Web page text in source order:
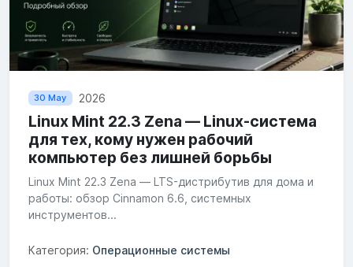
30 May 2026
Linux Mint 22.3 Zena — Linux-система
для тех, кому нужен рабочий
компьютер без лишней борьбы
Linux Mint 22.3 Zena — LTS-дистрибутив для дома и
работы: обзор Cinnamon 6.6, системных
инструментов...
Категория: Операционные системы